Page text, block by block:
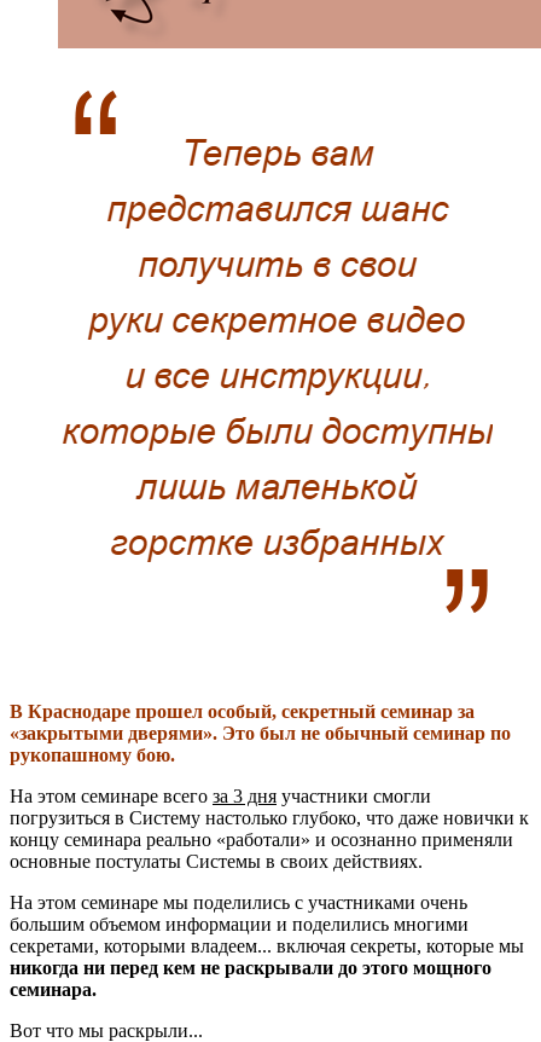
В Краснодаре прошел особый, секретный семинар за
«закрытыми дверями». Это был не обычный семинар по
рукопашному бою.
На этом семинаре всего за 3 дня участники смогли
погрузиться в Систему настолько глубоко, что даже новички к
концу семинара реально «работали» и осознанно применяли
основные постулаты Системы в своих действиях.
На этом семинаре мы поделились с участниками очень
большим объемом информации и поделились многими
секретами, которыми владеем... включая секреты, которые мы
никогда ни перед кем не раскрывали до этого мощного
семинара.
Вот что мы раскрыли...